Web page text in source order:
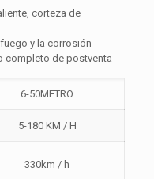
corteza de
y la corrosión
completo de postventa
6-50METRO
5-180 KM / H
330km / h